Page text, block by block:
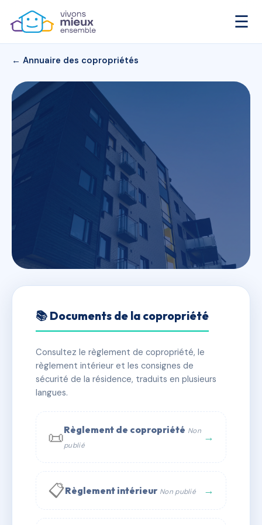
☰
← Annuaire des copropriétés
RESIDENCE CORAL
✓ Immatriculée 🏠 67 lots 🏗 1 bâtiment(s)
📞 Contacter Syndic Digital
📚 Documents de la copropriété
Consultez le règlement de copropriété, le
règlement intérieur et les consignes de
sécurité de la résidence, traduits en plusieurs
langues.
📜Règlement de copropriété Non
publié
→
📋Règlement intérieur Non publié →